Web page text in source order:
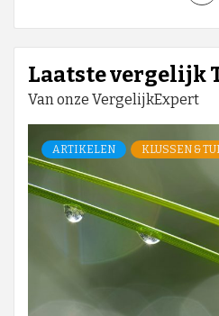
Laatste vergelijk
Van onze VergelijkExpert
ARTIKELEN KLUSSEN &